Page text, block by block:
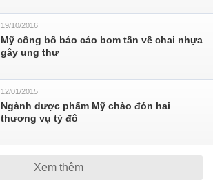
19/10/2016
Mỹ công bố báo cáo bom tấn về chai nhựa
gây ung thư
12/01/2015
Ngành dược phẩm Mỹ chào đón hai
thương vụ tỷ đô
Xem thêm